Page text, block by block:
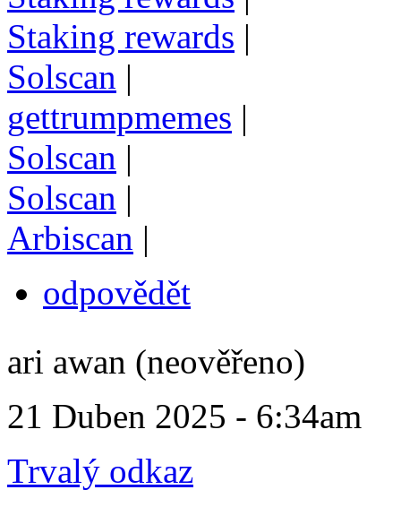
Staking rewards |
Solscan |
gettrumpmemes |
Solscan |
Solscan |
Arbiscan |
odpovědět
ari awan (neověřeno)
21 Duben 2025 - 6:34am
Trvalý odkaz